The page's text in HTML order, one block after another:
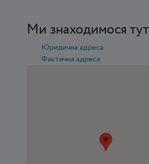
Ми знаходимося тут
Юридична адреса
Фактична адреса